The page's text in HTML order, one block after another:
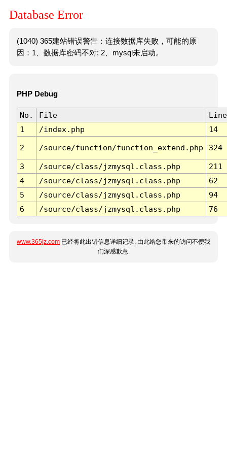
Database Error
(1040) 365建站错误警告：连接数据库失败，可能的原
因：1、数据库密码不对; 2、mysql未启动。
PHP Debug
No. File
Line
1
/index.php 14
2 /source/function/function_extend.php 324
3 /source/class/jzmysql.class.php
211
4
/source/class/jzmysql.class.php
62
5
/source/class/jzmysql.class.php
94
6
/source/class/jzmysql.class.php 76
www.365jz.com 已经将此出错信息详细记录, 由此给您带来的访问不便我
们深感歉意.